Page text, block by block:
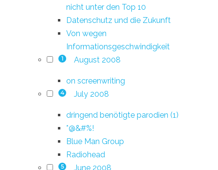
nicht unter den Top 10
Datenschutz und die Zukunft
Von wegen
Informationsgeschwindigkeit
1 August 2008
on screenwriting
4 July 2008
dringend benötigte parodien (1)
*@&#%!
Blue Man Group
Radiohead
5 June 2008